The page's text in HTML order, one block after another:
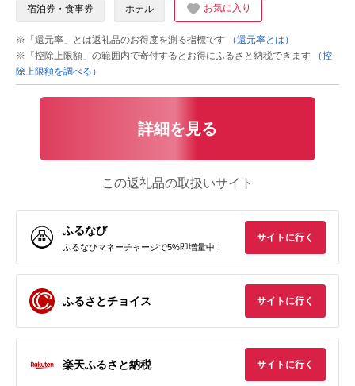
宿泊券・食事券 ホテル お気に入り
※「還元率」とは返礼品のお得度を測る指標です
（還元率とは）
※「控除上限額」の範囲内で寄付するとお得にふるさと納税できます
（控
除上限額を調べる）
詳細を見る
この返礼品の取扱いサイト
ふるなび
ふるなびマネーチャージで5%即増量中！
サイトに行く
ふるさとチョイス サイトに行く
楽天ふるさと納税 サイトに行く